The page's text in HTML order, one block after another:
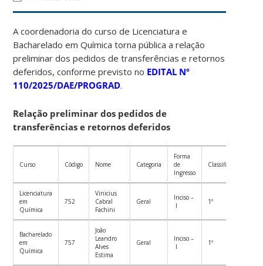
A coordenadoria do curso de Licenciatura e
Bacharelado em Química torna pública a relação
preliminar dos pedidos de transferências e retornos
deferidos, conforme previsto no EDITAL Nº
110/2025/DAE/PROGRAD.
Relação preliminar dos pedidos de
transferências e retornos deferidos
Curso Código Nome Categoria
Forma
de
Ingresso
Classificação
Licenciatura
em
Química
752
Vinicius
Cabral
Fachini
Geral
Inciso –
I
1º
Bacharelado
em
Química
757
João
Leandro
Alves
Estima
Geral
Inciso –
I
1º